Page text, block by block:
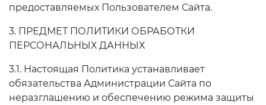
предоставляемых Пользователем Сайта.
3. ПРЕДМЕТ ПОЛИТИКИ ОБРАБОТКИ
ПЕРСОНАЛЬНЫХ ДАННЫХ
3.1. Настоящая Политика устанавливает
обязательства Администрации Сайта по
неразглашению и обеспечению режима защиты